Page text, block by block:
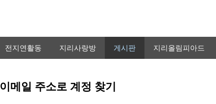
전지연활동 지리사랑방 게시판 지리올림피아드
이메일 주소로 계정 찾기